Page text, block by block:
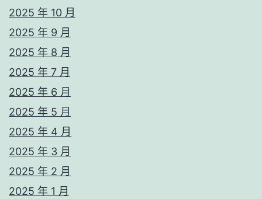
2025 年 10 月
2025 年 9 月
2025 年 8 月
2025 年 7 月
2025 年 6 月
2025 年 5 月
2025 年 4 月
2025 年 3 月
2025 年 2 月
2025 年 1 月